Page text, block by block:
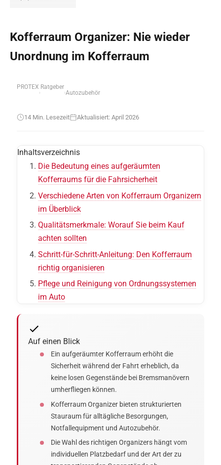
Kofferraum Organizer: Nie wieder
Unordnung im Kofferraum
PROTEX
›
Ratgeber
›Autozubehör
14 Min. Lesezeit Aktualisiert: April 2026
Inhaltsverzeichnis
Die Bedeutung eines aufgeräumten
Kofferraums für die Fahrsicherheit
Verschiedene Arten von Kofferraum Organizern
im Überblick
Qualitätsmerkmale: Worauf Sie beim Kauf
achten sollten
Schritt-für-Schritt-Anleitung: Den Kofferraum
richtig organisieren
Pflege und Reinigung von Ordnungssystemen
im Auto
Auf einen Blick
Ein aufgeräumter Kofferraum erhöht die
Sicherheit während der Fahrt erheblich, da
keine losen Gegenstände bei Bremsmanövern
umherfliegen können.
Kofferraum Organizer bieten strukturierten
Stauraum für alltägliche Besorgungen,
Notfallequipment und Autozubehör.
Die Wahl des richtigen Organizers hängt vom
individuellen Platzbedarf und der Art der zu